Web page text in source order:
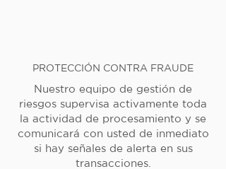
PROTECCIÓN CONTRA FRAUDE
Nuestro equipo de gestión de
riesgos supervisa activamente toda
la actividad de procesamiento y se
comunicará con usted de inmediato
si hay señales de alerta en sus
transacciones.